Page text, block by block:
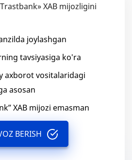
XAB mijozligini
joylashgan
tavsiyasiga ko'ra
axborot vositalaridagi
asosan
XAB mijozi emasman
BERISH